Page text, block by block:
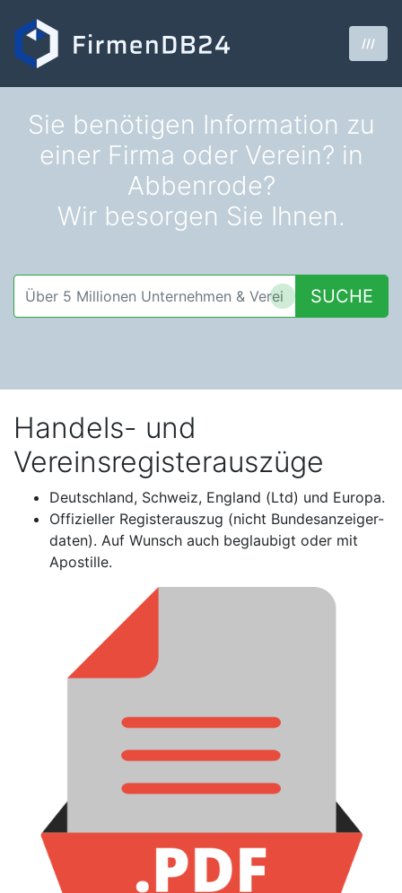
///
Sie benötigen Information zu
einer Firma oder Verein? in
Abbenrode?
Wir besorgen Sie Ihnen.
SUCHE
Handels- und
Vereinsregisterauszüge
Deutschland, Schweiz, England (Ltd) und Europa.
Offizieller Registerauszug (nicht Bundesanzeiger-
daten). Auf Wunsch auch beglaubigt oder mit
Apostille.